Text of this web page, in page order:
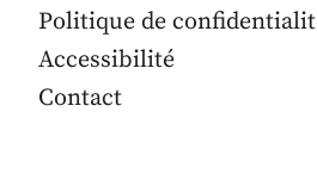
Politique de
Accessibilité
Contact